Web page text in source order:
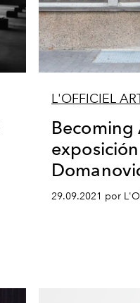
L'OFFICIEL
Becoming
29.09.2021 por